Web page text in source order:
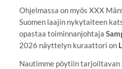
Ohjelmassa on myös XXX
Suomen laajin nykytaiteen
opastaa toiminnanjohtaja
2026 näyttelyn kuraattori on
Nautimme pöytiin tarjoiltavan